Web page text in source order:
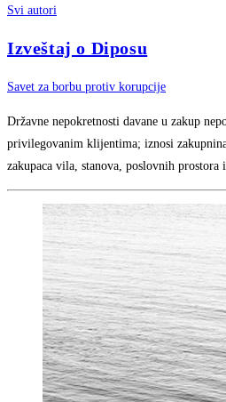
Svi autori
Izveštaj o Diposu
Savet za borbu protiv korupcije
Državne nepokretnosti davane u zakup
privilegovanim klijentima; iznosi
zakupaca vila, stanova, poslovnih prostora i